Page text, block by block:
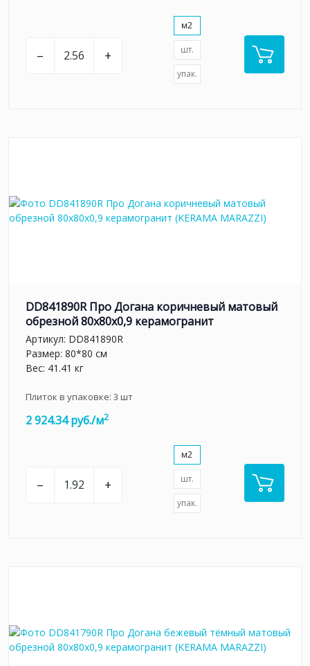
– +
м2
шт.
упак.
DD841890R Про Догана коричневый матовый
обрезной 80x80x0,9 керамогранит
Артикул: DD841890R
Размер: 80*80 см
Вес: 41.41 кг
Плиток в упаковке: 3 шт
2 924.34 руб./м2
– +
м2
шт.
упак.